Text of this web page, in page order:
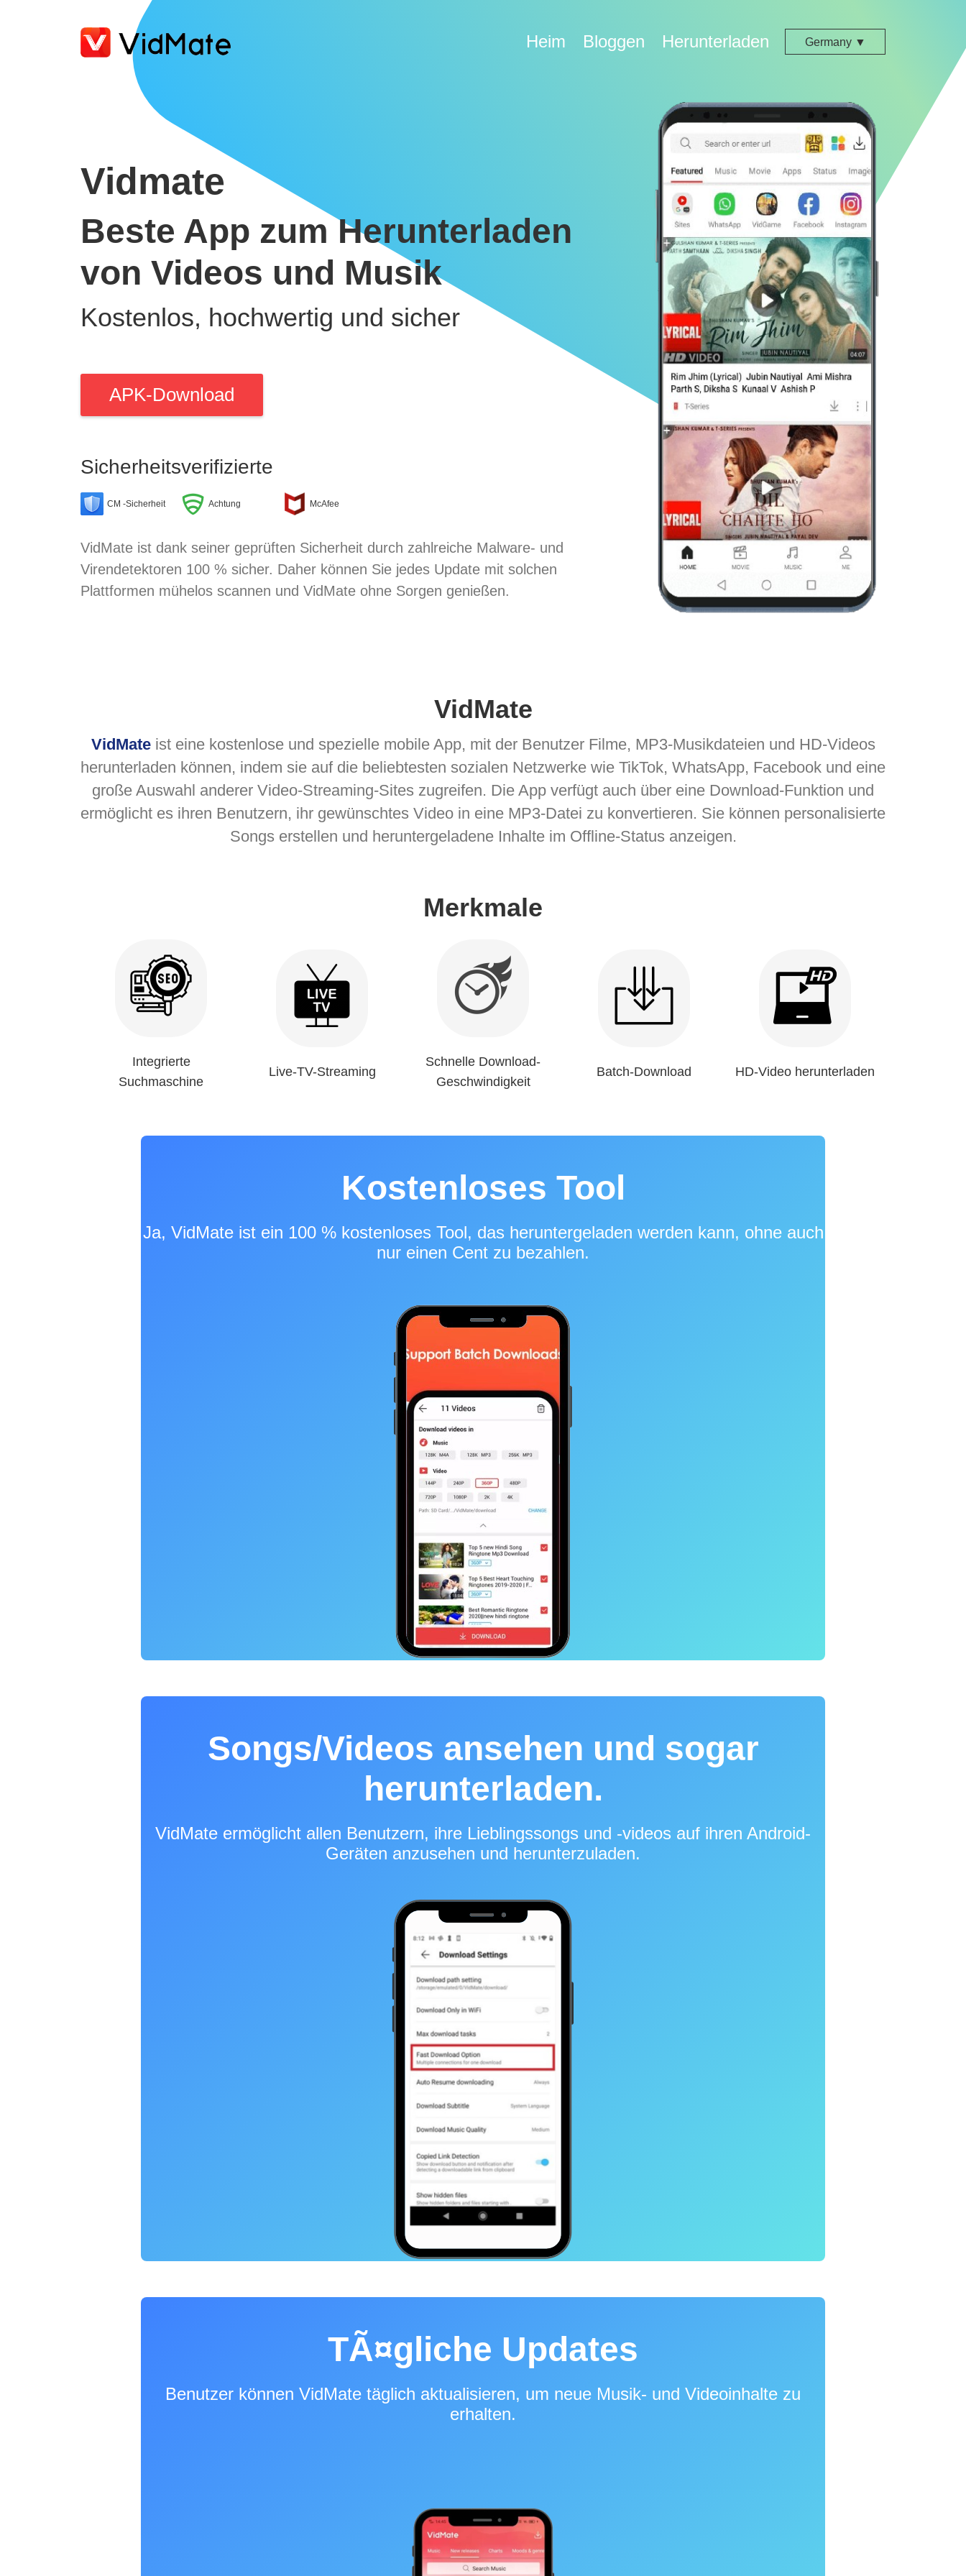
Heim Bloggen Herunterladen Germany ▼
Vidmate
Beste App zum Herunterladen
von Videos und Musik
Kostenlos, hochwertig und sicher
APK-Download
Sicherheitsverifizierte
CM -Sicherheit Achtung McAfee
VidMate ist dank seiner geprüften Sicherheit durch zahlreiche Malware- und
Virendetektoren 100 % sicher. Daher können Sie jedes Update mit solchen
Plattformen mühelos scannen und VidMate ohne Sorgen genießen.
VidMate
VidMateist eine kostenlose und spezielle mobile App, mit der Benutzer Filme, MP3-Musikdateien und HD-Videos
herunterladen können, indem sie auf die beliebtesten sozialen Netzwerke wie TikTok, WhatsApp, Facebook und eine
große Auswahl anderer Video-Streaming-Sites zugreifen. Die App verfügt auch über eine Download-Funktion und
ermöglicht es ihren Benutzern, ihr gewünschtes Video in eine MP3-Datei zu konvertieren. Sie können personalisierte
Songs erstellen und heruntergeladene Inhalte im Offline-Status anzeigen.
Merkmale
Integrierte
Suchmaschine
Live-TV-Streaming
Schnelle Download-
Geschwindigkeit
Batch-Download HD-Video herunterladen
Kostenloses Tool
Ja, VidMate ist ein 100 % kostenloses Tool, das heruntergeladen werden kann, ohne auch
nur einen Cent zu bezahlen.
Songs/Videos ansehen und sogar
herunterladen.
VidMate ermöglicht allen Benutzern, ihre Lieblingssongs und -videos auf ihren Android-
Geräten anzusehen und herunterzuladen.
TÃ¤gliche Updates
Benutzer können VidMate täglich aktualisieren, um neue Musik- und Videoinhalte zu
erhalten.